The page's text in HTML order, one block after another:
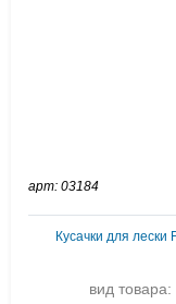
арт: 03184
Кусачки для лески
вид